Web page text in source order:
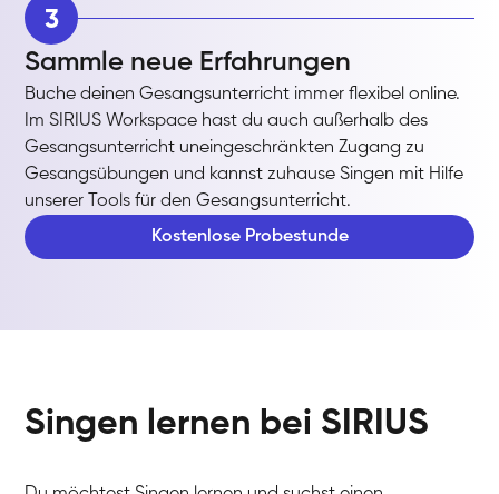
3
Sammle neue Erfahrungen
Buche deinen Gesangsunterricht immer flexibel online.
Im SIRIUS Workspace hast du auch außerhalb des
Gesangsunterricht uneingeschränkten Zugang zu
Gesangsübungen und kannst zuhause Singen mit Hilfe
unserer Tools für den Gesangsunterricht.
Kostenlose Probestunde
Singen lernen bei SIRIUS